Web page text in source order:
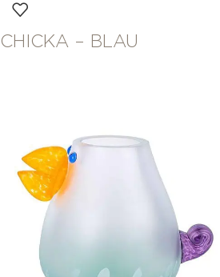
CHICKA – BLAU